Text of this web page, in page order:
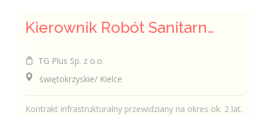
Kierownik Robót Sanitarnych
TG Plus Sp. z o.o.
świętokrzyskie/ Kielce
Kontrakt infrastrukturalny przewidziany na okres ok. 2 lat.